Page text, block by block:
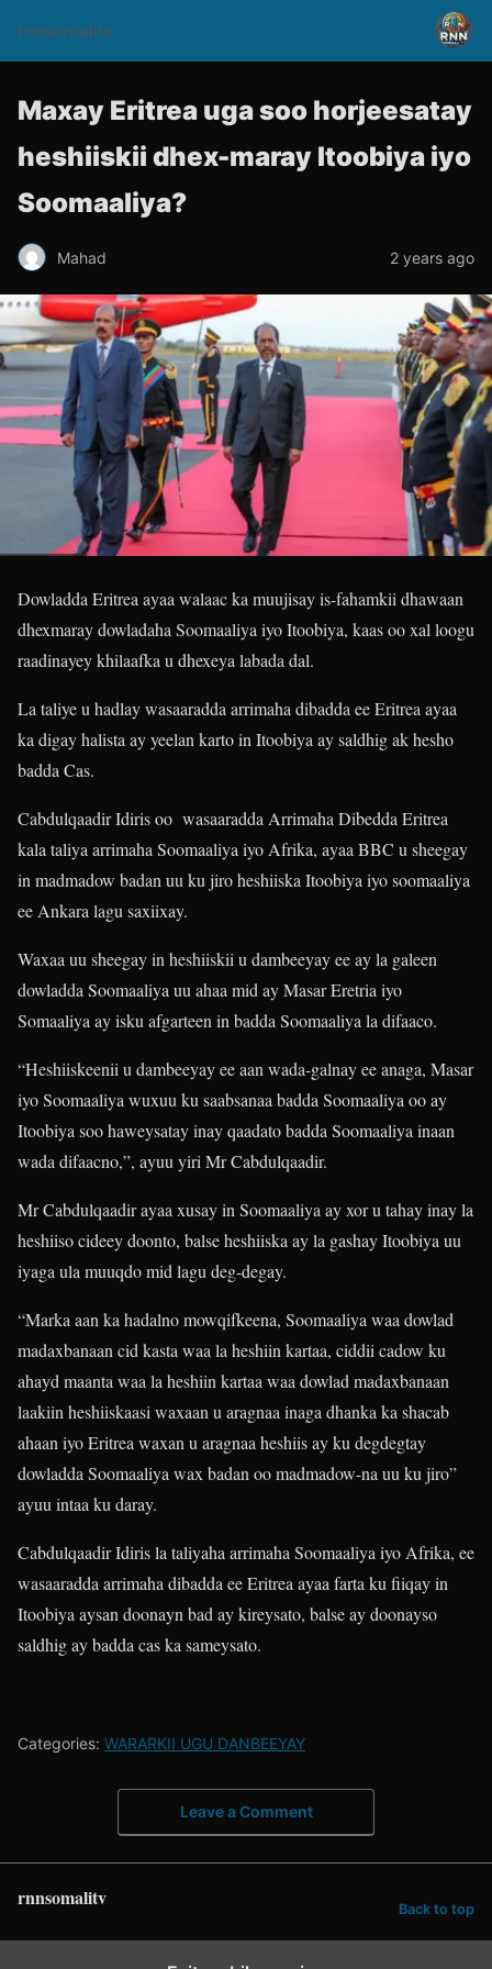
rnnsomalitv
Maxay Eritrea uga soo horjeesatay
heshiiskii dhex-maray Itoobiya iyo
Soomaaliya?
Mahad 2 years ago
Dowladda Eritrea ayaa walaac ka muujisay is-fahamkii dhawaan
dhexmaray dowladaha Soomaaliya iyo Itoobiya, kaas oo xal loogu
raadinayey khilaafka u dhexeya labada dal.
La taliye u hadlay wasaaradda arrimaha dibadda ee Eritrea ayaa
ka digay halista ay yeelan karto in Itoobiya ay saldhig ak hesho
badda Cas.
Cabdulqaadir Idiris oo wasaaradda Arrimaha Dibedda Eritrea
kala taliya arrimaha Soomaaliya iyo Afrika, ayaa BBC u sheegay
in madmadow badan uu ku jiro heshiiska Itoobiya iyo soomaaliya
ee Ankara lagu saxiixay.
Waxaa uu sheegay in heshiiskii u dambeeyay ee ay la galeen
dowladda Soomaaliya uu ahaa mid ay Masar Eretria iyo
Somaaliya ay isku afgarteen in badda Soomaaliya la difaaco.
“Heshiiskeenii u dambeeyay ee aan wada-galnay ee anaga, Masar
iyo Soomaaliya wuxuu ku saabsanaa badda Soomaaliya oo ay
Itoobiya soo haweysatay inay qaadato badda Soomaaliya inaan
wada difaacno,”, ayuu yiri Mr Cabdulqaadir.
Mr Cabdulqaadir ayaa xusay in Soomaaliya ay xor u tahay inay la
heshiiso cideey doonto, balse heshiiska ay la gashay Itoobiya uu
iyaga ula muuqdo mid lagu deg-degay.
“Marka aan ka hadalno mowqifkeena, Soomaaliya waa dowlad
madaxbanaan cid kasta waa la heshiin kartaa, ciddii cadow ku
ahayd maanta waa la heshiin kartaa waa dowlad madaxbanaan
laakiin heshiiskaasi waxaan u aragnaa inaga dhanka ka shacab
ahaan iyo Eritrea waxan u aragnaa heshiis ay ku degdegtay
dowladda Soomaaliya wax badan oo madmadow-na uu ku jiro”
ayuu intaa ku daray.
Cabdulqaadir Idiris la taliyaha arrimaha Soomaaliya iyo Afrika, ee
wasaaradda arrimaha dibadda ee Eritrea ayaa farta ku fiiqay in
Itoobiya aysan doonayn bad ay kireysato, balse ay doonayso
saldhig ay badda cas ka sameysato.
Categories: WARARKII UGU DANBEEYAY
Leave a Comment
rnnsomalitv Back to top